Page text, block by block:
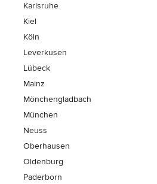
Karlsruhe
Kiel
Köln
Leverkusen
Lübeck
Mainz
Mönchen­gladbach
München
Neuss
Oberhausen
Oldenburg
Paderborn